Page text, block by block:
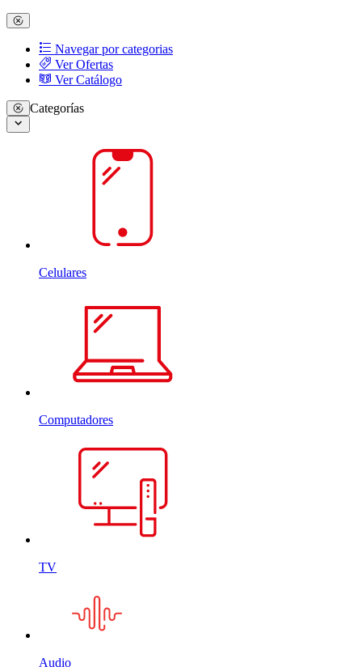
Navegar por categorias
Ver Ofertas
Ver Catálogo
Categorías
Celulares
Computadores
TV
Audio